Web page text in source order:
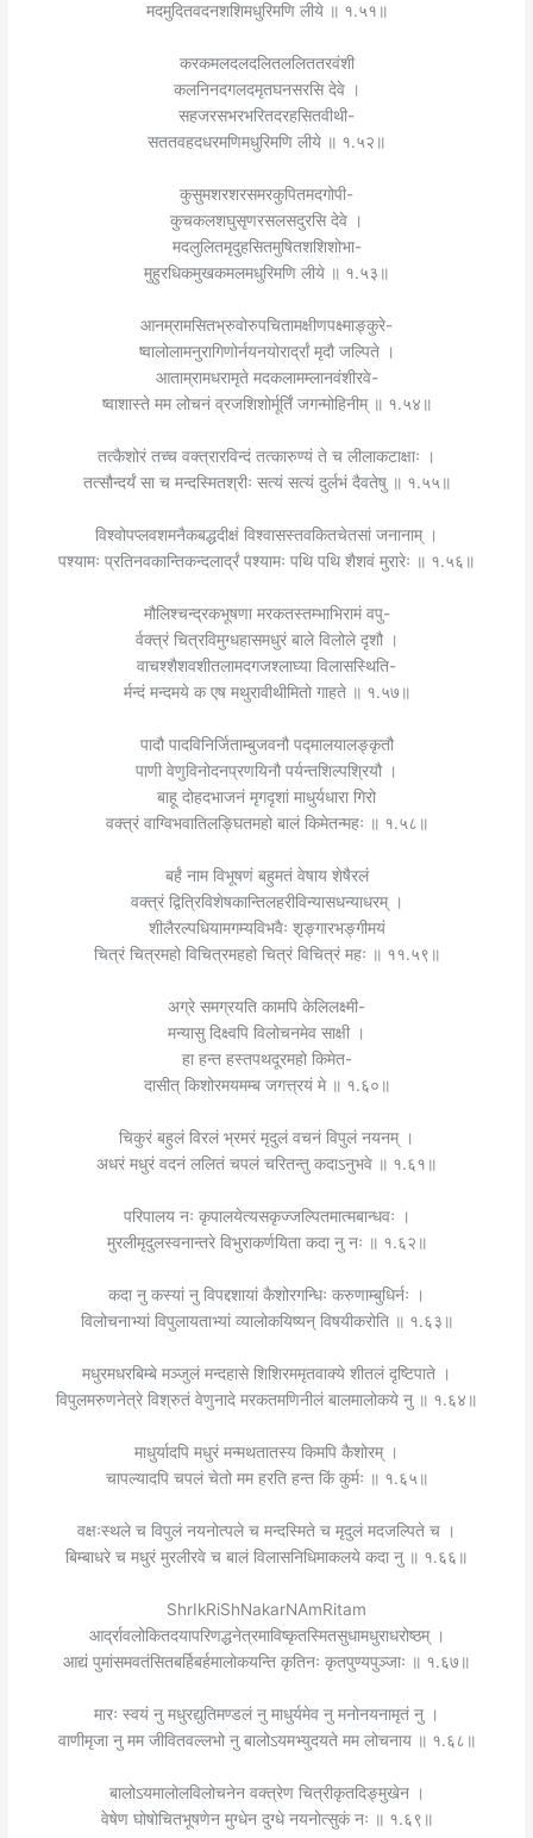
मदमुदितवदनशशिमधुरिमणि लीये ॥ १.५१॥
करकमलदलदलितललिततरवंशी
कलनिनदगलदमृतघनसरसि देवे ।
सहजरसभरभरितदरहसितवीथी-
सततवहदधरमणिमधुरिमणि लीये ॥ १.५२॥
कुसुमशरशरसमरकुपितमदगोपी-
कुचकलशघुसृणरसलसदुरसि देवे ।
मदलुलितमृदुहसितमुषितशशिशोभा-
मुहुरधिकमुखकमलमधुरिमणि लीये ॥ १.५३॥
आनम्रामसितभ्रुवोरुपचितामक्षीणपक्ष्माङ्कुरे-
ष्वालोलामनुरागिणोर्नयनयोरार्द्रां मृदौ जल्पिते ।
आताम्रामधरामृते मदकलामम्लानवंशीरवे-
ष्वाशास्ते मम लोचनं व्रजशिशोर्मूर्तिं जगन्मोहिनीम् ॥ १.५४॥
तत्कैशोरं तच्च वक्त्रारविन्दं तत्कारुण्यं ते च लीलाकटाक्षाः ।
तत्सौन्दर्यं सा च मन्दस्मितश्रीः सत्यं सत्यं दुर्लभं दैवतेषु ॥ १.५५॥
विश्वोपप्लवशमनैकबद्धदीक्षं विश्वासस्तवकितचेतसां जनानाम् ।
पश्यामः प्रतिनवकान्तिकन्दलार्द्रं पश्यामः पथि पथि शैशवं मुरारेः ॥ १.५६॥
मौलिश्चन्द्रकभूषणा मरकतस्तम्भाभिरामं वपु-
र्वक्त्रं चित्रविमुग्धहासमधुरं बाले विलोले दृशौ ।
वाचश्शैशवशीतलामदगजश्लाघ्या विलासस्थिति-
र्मन्दं मन्दमये क एष मथुरावीथीमितो गाहते ॥ १.५७॥
पादौ पादविनिर्जिताम्बुजवनौ पद्मालयालङ्कृतौ
पाणी वेणुविनोदनप्रणयिनौ पर्यन्तशिल्पश्रियौ ।
बाहू दोहदभाजनं मृगदृशां माधुर्यधारा गिरो
वक्त्रं वाग्विभवातिलङ्घितमहो बालं किमेतन्महः ॥ १.५८॥
बर्हं नाम विभूषणं बहुमतं वेषाय शेषैरलं
वक्त्रं द्वित्रिविशेषकान्तिलहरीविन्यासधन्याधरम् ।
शीलैरल्पधियामगम्यविभवैः श‍ृङ्गारभङ्गीमयं
चित्रं चित्रमहो विचित्रमहहो चित्रं विचित्रं महः ॥ ११.५९॥
अग्रे समग्रयति कामपि केलिलक्ष्मी-
मन्यासु दिक्ष्वपि विलोचनमेव साक्षी ।
हा हन्त हस्तपथदूरमहो किमेत-
दासीत् किशोरमयमम्ब जगत्त्रयं मे ॥ १.६०॥
चिकुरं बहुलं विरलं भ्रमरं मृदुलं वचनं विपुलं नयनम् ।
अधरं मधुरं वदनं ललितं चपलं चरितन्तु कदाऽनुभवे ॥ १.६१॥
परिपालय नः कृपालयेत्यसकृज्जल्पितमात्मबान्धवः ।
मुरलीमृदुलस्वनान्तरे विभुराकर्णयिता कदा नु नः ॥ १.६२॥
कदा नु कस्यां नु विपद्दशायां कैशोरगन्धिः करुणाम्बुधिर्नः ।
विलोचनाभ्यां विपुलायताभ्यां व्यालोकयिष्यन् विषयीकरोति ॥ १.६३॥
मधुरमधरबिम्बे मञ्जुलं मन्दहासे शिशिरममृतवाक्ये शीतलं दृष्टिपाते ।
विपुलमरुणनेत्रे विश्रुतं वेणुनादे मरकतमणिनीलं बालमालोकये नु ॥ १.६४॥
माधुर्यादपि मधुरं मन्मथतातस्य किमपि कैशोरम् ।
चापल्यादपि चपलं चेतो मम हरति हन्त किं कुर्मः ॥ १.६५॥
वक्षःस्थले च विपुलं नयनोत्पले च मन्दस्मिते च मृदुलं मदजल्पिते च ।
बिम्बाधरे च मधुरं मुरलीरवे च बालं विलासनिधिमाकलये कदा नु ॥ १.६६॥
ShrIkRiShNakarNAmRitam
आर्द्रावलोकितदयापरिणद्धनेत्रमाविष्कृतस्मितसुधामधुराधरोष्ठम् ।
आद्यं पुमांसमवतंसितबर्हिबर्हमालोकयन्ति कृतिनः कृतपुण्यपुञ्जाः ॥ १.६७॥
मारः स्वयं नु मधुरद्युतिमण्डलं नु माधुर्यमेव नु मनोनयनामृतं नु ।
वाणीमृजा नु मम जीवितवल्लभो नु बालोऽयमभ्युदयते मम लोचनाय ॥ १.६८॥
बालोऽयमालोलविलोचनेन वक्त्रेण चित्रीकृतदिङ्मुखेन ।
वेषेण घोषोचितभूषणेन मुग्धेन दुग्धे नयनोत्सुकं नः ॥ १.६९॥